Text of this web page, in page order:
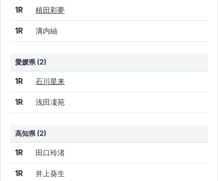
結果 シード 選手名
1R 植田彩夢
1R 溝内紬
愛媛県 (2)
結果 シード 選手名
1R 石川星来
1R 浅田凜苑
高知県 (2)
結果 シード 選手名
1R 田口玲渚
1R 井上葵生